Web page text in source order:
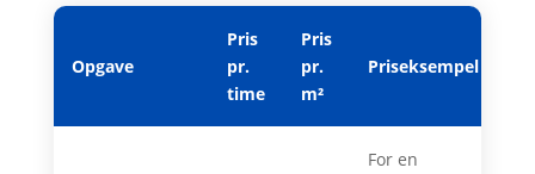
Opgave
Pris
pr.
time
Pris
pr.
m²
Priseksempel
For en